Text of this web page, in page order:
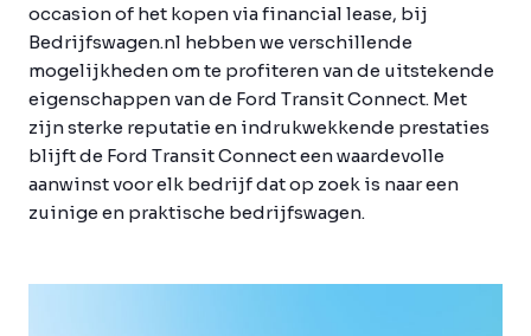
occasion of het kopen via financial lease, bij
Bedrijfswagen.nl hebben we verschillende
mogelijkheden om te profiteren van de uitstekende
eigenschappen van de Ford Transit Connect. Met
zijn sterke reputatie en indrukwekkende prestaties
blijft de Ford Transit Connect een waardevolle
aanwinst voor elk bedrijf dat op zoek is naar een
zuinige en praktische bedrijfswagen.